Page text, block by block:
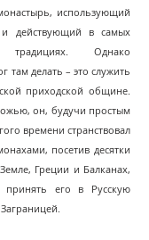
использующий
и действующий в самых
традициях. Однако
там делать – это служить
приходской общине.
он, будучи простым
времени странствовал
посетив десятки
Греции и Балканах,
его в Русскую